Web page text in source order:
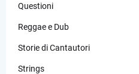
Questioni
Reggae e Dub
Storie di Cantautori
Strings